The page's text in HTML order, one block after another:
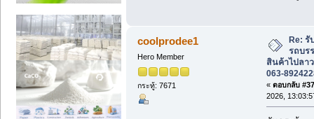
coolprodee1
Hero Member
กระทู้: 7671
Re: รั
รถบร
สินค้าไปลา
063-
« ตอบกลับ
2026,